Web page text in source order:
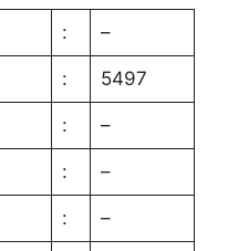
: –
: 5497
: –
: –
: –